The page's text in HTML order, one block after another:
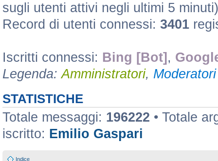
sugli utenti attivi negli ultimi 5 minuti)
Record di utenti connessi: 3401
Iscritti connessi: Bing [Bot] ,
Legenda:Amministratori,
STATISTICHE
Totale messaggi: 196222 • Totale
iscritto: Emilio Gaspari
Indice